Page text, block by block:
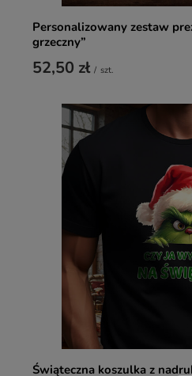
Personalizowany zestaw
grzeczny”
52,50 zł / szt.
Świąteczna koszulka z